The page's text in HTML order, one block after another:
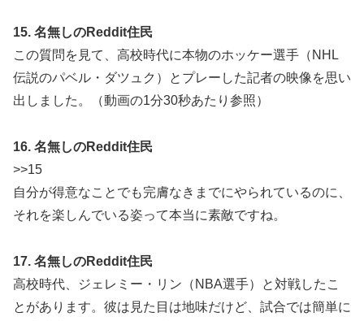
15. 名無しのReddit住民
この質問を見て、高校時代に本物のホッケー選手（NHL
伝説のパベル・ダツュク）とプレーした記者の映像を思い
出しました。（動画の1分30秒あたり参照）
16. 名無しのReddit住民
>>15
自分が得意なことでも完膚なきまでにやられているのに、
それを楽しんでいる姿って本当に素敵ですね。
17. 名無しのReddit住民
高校時代、ジェレミー・リン（NBA選手）と対戦したこ
とがあります。彼は見た目は地味だけど、試合では簡単に